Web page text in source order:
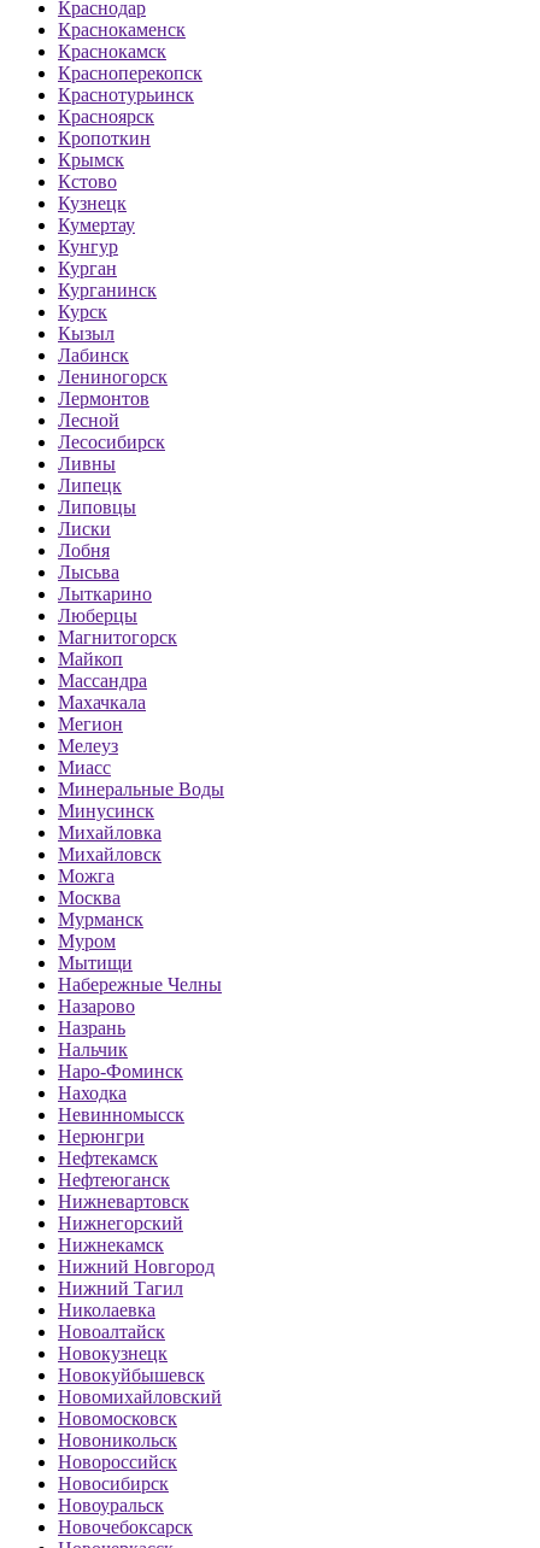
Краснодар
Краснокаменск
Краснокамск
Красноперекопск
Краснотурьинск
Красноярск
Кропоткин
Крымск
Кстово
Кузнецк
Кумертау
Кунгур
Курган
Курганинск
Курск
Кызыл
Лабинск
Лениногорск
Лермонтов
Лесной
Лесосибирск
Ливны
Липецк
Липовцы
Лиски
Лобня
Лысьва
Лыткарино
Люберцы
Магнитогорск
Майкоп
Массандра
Махачкала
Мегион
Мелеуз
Миасс
Минеральные Воды
Минусинск
Михайловка
Михайловск
Можга
Москва
Мурманск
Муром
Мытищи
Набережные Челны
Назарово
Назрань
Нальчик
Наро-Фоминск
Находка
Невинномысск
Нерюнгри
Нефтекамск
Нефтеюганск
Нижневартовск
Нижнегорский
Нижнекамск
Нижний Новгород
Нижний Тагил
Николаевка
Новоалтайск
Новокузнецк
Новокуйбышевск
Новомихайловский
Новомосковск
Новоникольск
Новороссийск
Новосибирск
Новоуральск
Новочебоксарск